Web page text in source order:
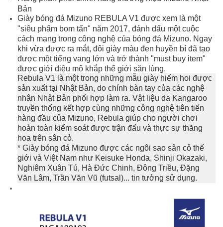
Bản
Giày bóng đá Mizuno REBULA V1 được xem là một
"siêu phẩm bom tấn" năm 2017, đánh dấu một cuộc
cách mạng trong công nghệ của bóng đá Mizuno. Ngay
khi vừa được ra mắt, đôi giày màu đen huyền bí đã tạo
được một tiếng vang lớn và trở thành "must buy item"
được giới điệu mộ khắp thế giới săn lùng.
Rebula V1 là một trong những mẫu giày hiếm hoi được
sản xuất tại Nhật Bản, do chính bàn tay của các nghệ
nhân Nhật Bản phối hợp làm ra. Vật liệu da Kangaroo
truyền thống kết hợp cùng những công nghệ tiên tiến
hàng đầu của Mizuno, Rebula giúp cho người chơi
hoàn toàn kiểm soát được trận đấu và thực sự thăng
hoa trên sân cỏ.
* Giày bóng đá Mizuno được các ngôi sao sân cỏ thế
giới và Việt Nam như Keisuke Honda, Shinji Okazaki,
Nghiêm Xuân Tú, Hà Đức Chinh, Đông Triều, Đặng
Văn Lâm, Trần Văn Vũ (futsal)... tin tưởng sử dụng.